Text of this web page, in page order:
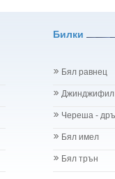
Билки
Бял равнец
Джинджифил
Череша -
Бял имел
Бял трън